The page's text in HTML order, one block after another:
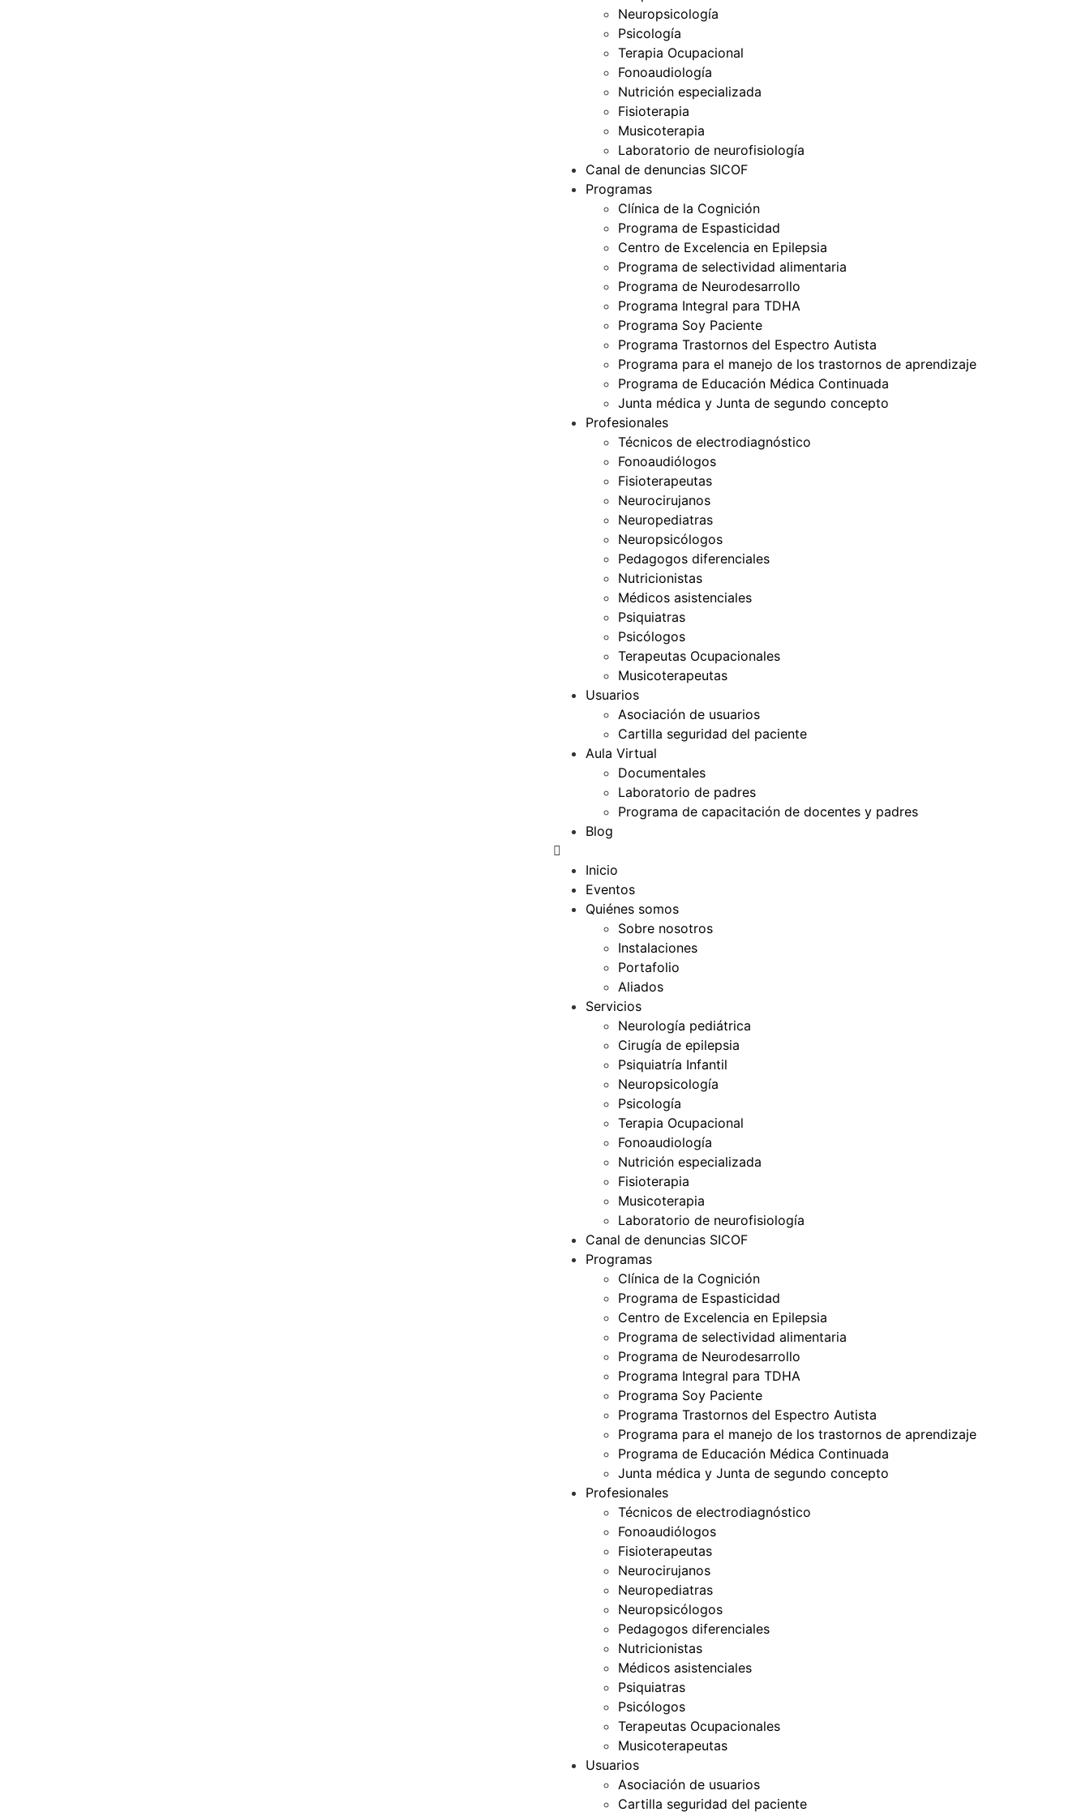
Neuropsicología
Psicología
Terapia Ocupacional
Fonoaudiología
Nutrición especializada
Fisioterapia
Musicoterapia
Laboratorio de neurofisiología
Canal de denuncias SICOF
Programas
Clínica de la Cognición
Programa de Espasticidad
Centro de Excelencia en Epilepsia
Programa de selectividad alimentaria
Programa de Neurodesarrollo
Programa Integral para TDHA
Programa Soy Paciente
Programa Trastornos del Espectro Autista
Programa para el manejo de los trastornos de aprendizaje
Programa de Educación Médica Continuada
Junta médica y Junta de segundo concepto
Profesionales
Técnicos de electrodiagnóstico
Fonoaudiólogos
Fisioterapeutas
Neurocirujanos
Neuropediatras
Neuropsicólogos
Pedagogos diferenciales
Nutricionistas
Médicos asistenciales
Psiquiatras
Psicólogos
Terapeutas Ocupacionales
Musicoterapeutas
Usuarios
Asociación de usuarios
Cartilla seguridad del paciente
Aula Virtual
Documentales
Laboratorio de padres
Programa de capacitación de docentes y padres
Blog
Inicio
Eventos
Quiénes somos
Sobre nosotros
Instalaciones
Portafolio
Aliados
Servicios
Neurología pediátrica
Cirugía de epilepsia
Psiquiatría Infantil
Neuropsicología
Psicología
Terapia Ocupacional
Fonoaudiología
Nutrición especializada
Fisioterapia
Musicoterapia
Laboratorio de neurofisiología
Canal de denuncias SICOF
Programas
Clínica de la Cognición
Programa de Espasticidad
Centro de Excelencia en Epilepsia
Programa de selectividad alimentaria
Programa de Neurodesarrollo
Programa Integral para TDHA
Programa Soy Paciente
Programa Trastornos del Espectro Autista
Programa para el manejo de los trastornos de aprendizaje
Programa de Educación Médica Continuada
Junta médica y Junta de segundo concepto
Profesionales
Técnicos de electrodiagnóstico
Fonoaudiólogos
Fisioterapeutas
Neurocirujanos
Neuropediatras
Neuropsicólogos
Pedagogos diferenciales
Nutricionistas
Médicos asistenciales
Psiquiatras
Psicólogos
Terapeutas Ocupacionales
Musicoterapeutas
Usuarios
Asociación de usuarios
Cartilla seguridad del paciente